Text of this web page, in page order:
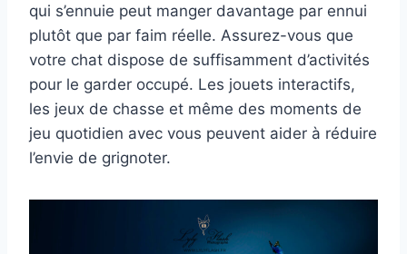
qui s’ennuie peut manger davantage par ennui
plutôt que par faim réelle. Assurez-vous que
votre chat dispose de suffisamment d’activités
pour le garder occupé. Les jouets interactifs,
les jeux de chasse et même des moments de
jeu quotidien avec vous peuvent aider à réduire
l’envie de grignoter.